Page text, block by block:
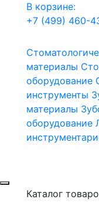
В корзине:
+7 (499) 460-
материалы
оборудование
инструменты
материалы
оборудование
Каталог